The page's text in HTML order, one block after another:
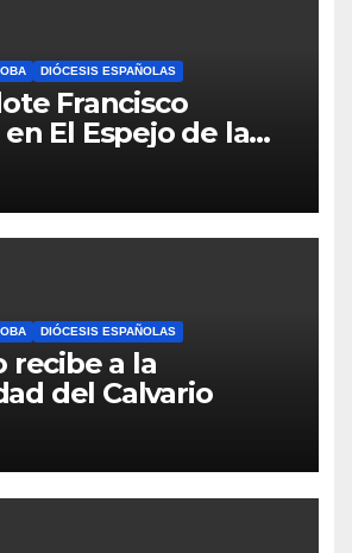
DIÓCESIS ESPAÑOLAS
Francisco
El Espejo de la
DIÓCESIS ESPAÑOLAS
recibe a la
del Calvario